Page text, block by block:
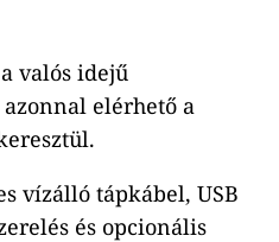
valós idejű
elérhető a
vízálló tápkábel, USB
és opcionális